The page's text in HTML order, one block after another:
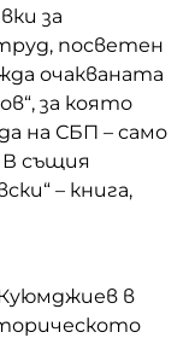
за
посветен
очакваната
за която
на СБП – само
същия
– книга,
в